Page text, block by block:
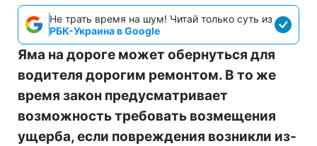
Не трать время на шум! Читай только суть из
РБК-Украина в Google
Яма на дороге может обернуться для
водителя дорогим ремонтом. В то же
время закон предусматривает
возможность требовать возмещения
ущерба, если повреждения возникли из-